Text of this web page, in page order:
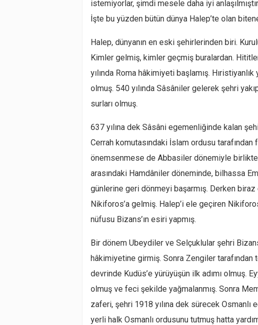
istemiyorlar, şimdi mesele daha iyi
İşte bu yüzden bütün dünya Halep’te olan
Halep, dünyanın en eski şehirlerinden biri.
Kimler gelmiş, kimler geçmiş buralardan.
yılında Roma hâkimiyeti başlamış.
olmuş. 540 yılında Sâsâniler gelerek şehri
surları olmuş.
637 yılına dek Sâsâni egemenliğinde kalan
Cerrah komutasındaki İslam ordusu
önemsenmese de Abbasiler dönemiyle birlikte
arasındaki Hamdâniler döneminde, bilhassa
günlerine geri dönmeyi başarmış. Derken
Nikiforos’a gelmiş. Halep’i ele geçiren
nüfusu Bizans’ın esiri yapmış.
Bir dönem Ubeydiler ve Selçuklular şehri
hâkimiyetine girmiş. Sonra Zengiler tarafından
devrinde Kudüs’e yürüyüşün ilk adımı olmuş.
olmuş ve feci şekilde yağmalanmış. Sonra
zaferi, şehri 1918 yılına dek sürecek Osmanlı
yerli halk Osmanlı ordusunu tutmuş hatta